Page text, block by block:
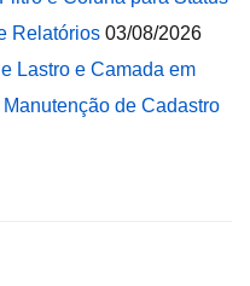
Relatórios 03/08/2026
Lastro e Camada em
de Cadastro